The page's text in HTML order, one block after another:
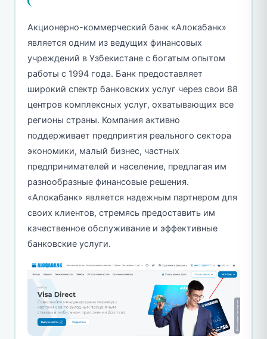
Акционерно-коммерческий банк «Алокабанк»
является одним из ведущих финансовых
учреждений в Узбекистане с богатым опытом
работы с 1994 года. Банк предоставляет
широкий спектр банковских услуг через свои 88
центров комплексных услуг, охватывающих все
регионы страны. Компания активно
поддерживает предприятия реального сектора
экономики, малый бизнес, частных
предпринимателей и население, предлагая им
разнообразные финансовые решения.
«Алокабанк» является надежным партнером для
своих клиентов, стремясь предоставить им
качественное обслуживание и эффективные
банковские услуги.